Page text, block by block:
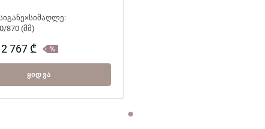
870 (მმ)
2 767 ₾
ᲧᲘᲓᲕᲐ